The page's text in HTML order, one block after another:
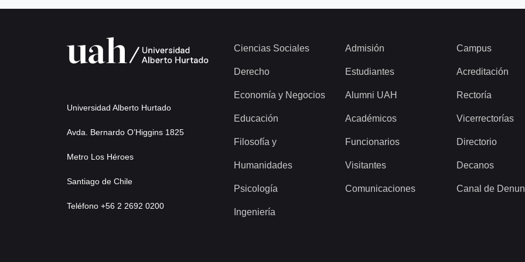
Universidad Alberto Hurtado
Avda. Bernardo O’Higgins 1825
Metro Los Héroes
Santiago de Chile
Teléfono +56 2 2692 0200
Ciencias Sociales
Derecho
Economía y Negocios
Educación
Filosofía y
Humanidades
Psicología
Ingeniería
Admisión
Estudiantes
Alumni UAH
Académicos
Funcionarios
Visitantes
Comunicaciones
Campus
Acreditación
Rectoría
Vicerrectorías
Directorio
Decanos
Canal de